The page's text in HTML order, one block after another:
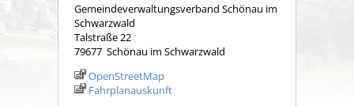
Gemeindeverwaltungsverband Schönau im
Schwarzwald
Talstraße 22
79677 Schönau im Schwarzwald
OpenStreetMap
Fahrplanauskunft